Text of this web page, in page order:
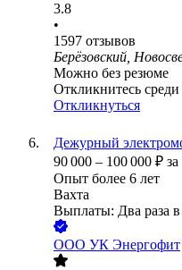
3.8
•
1597 отзывов
Берёзовский,
Можно без резюме
Откликнитесь
Откликнуться
Дежурный
90 000 – 100 000 ₽
Опыт более 6 лет
Вахта
Выплаты: Два раза в
ООО УК Энергофит